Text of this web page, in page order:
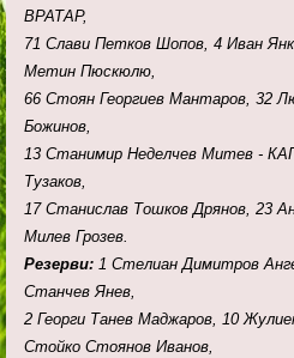
ВРАТАР,
71 Слави Петков Шопов, 4 Иван
Метин Пюскюлю,
66 Стоян Георгиев Мантаров, 32
Божинов,
13 Станимир Неделчев Митев -
Тузаков,
17 Станислав Тошков Дрянов, 23
Милев Грозев.
Резерви: 1 Стелиан Димитров
Станчев Янев,
2 Георги Танев Маджаров, 10
Стойко Стоянов Иванов,